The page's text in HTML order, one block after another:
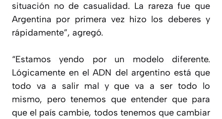
situación no de casualidad. La rareza fue que
Argentina por primera vez hizo los deberes y
rápidamente”, agregó.
“Estamos yendo por un modelo diferente.
Lógicamente en el ADN del argentino está que
todo va a salir mal y que va a ser todo lo
mismo, pero tenemos que entender que para
que el país cambie, todos tenemos que cambiar